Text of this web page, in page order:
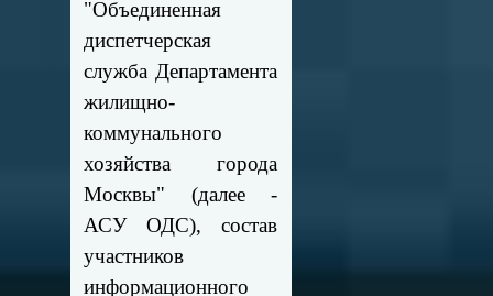
"Объединенная
диспетчерская
служба Департамента
жилищно-
коммунального
хозяйства города
Москвы" (далее -
АСУ ОДС), состав
участников
информационного